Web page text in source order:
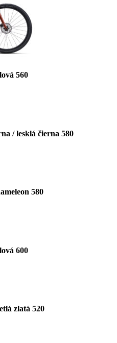
560
/ lesklá čierna 580
580
600
zlatá 520